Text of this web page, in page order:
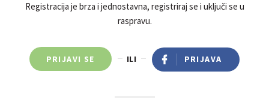
Registracija je brza i jednostavna, registriraj se i uključi se u
raspravu.
PRIJAVI SE ILI PRIJAVA